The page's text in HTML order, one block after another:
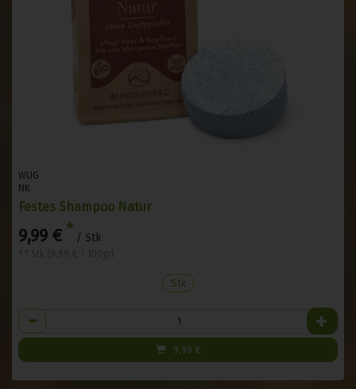
WUG
NK
Festes Shampoo Natur
9,99 € * / Stk
Stk
Anzahl
9,99 €